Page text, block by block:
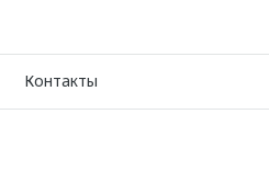
Контакты